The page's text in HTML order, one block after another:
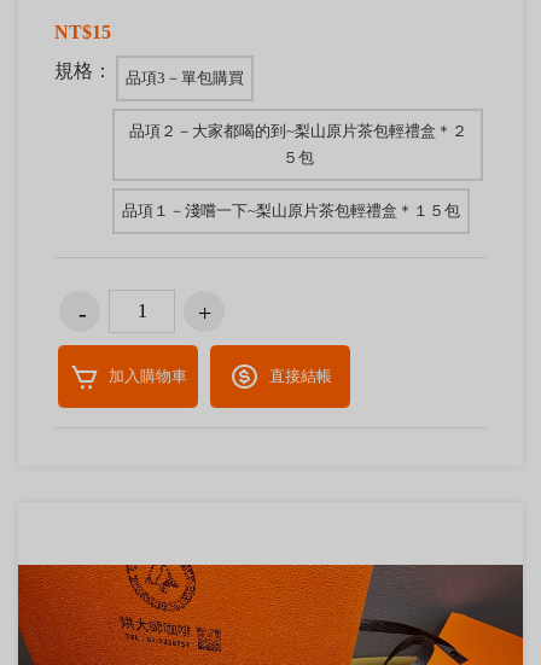
NT$15
規格：
品項3－單包購買
品項２－大家都喝的到~梨山原片茶包輕禮盒＊２
５包
品項１－淺嚐一下~梨山原片茶包輕禮盒＊１５包
加入購物車 直接結帳